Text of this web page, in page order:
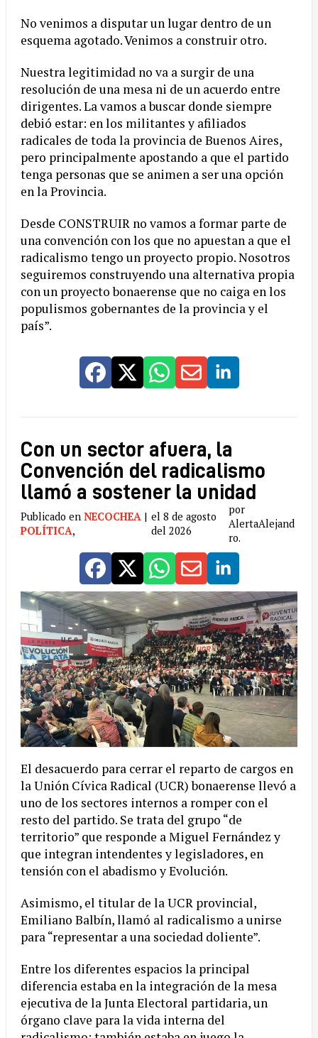
No venimos a disputar un lugar dentro de un
esquema agotado. Venimos a construir otro.
Nuestra legitimidad no va a surgir de una
resolución de una mesa ni de un acuerdo entre
dirigentes. La vamos a buscar donde siempre
debió estar: en los militantes y afiliados
radicales de toda la provincia de Buenos Aires,
pero principalmente apostando a que el partido
tenga personas que se animen a ser una opción
en la Provincia.
Desde CONSTRUIR no vamos a formar parte de
una convención con los que no apuestan a que el
radicalismo tengo un proyecto propio. Nosotros
seguiremos construyendo una alternativa propia
con un proyecto bonaerense que no caiga en los
populismos gobernantes de la provincia y el
país”.
Con un sector afuera, la
Convención del radicalismo
llamó a sostener la unidad
Publicado en NECOCHEA |
POLÍTICA,
el 8 de agosto
del 2026
por
AlertaAlejand
ro.
El desacuerdo para cerrar el reparto de cargos en
la Unión Cívica Radical (UCR) bonaerense llevó a
uno de los sectores internos a romper con el
resto del partido. Se trata del grupo “de
territorio” que responde a Miguel Fernández y
que integran intendentes y legisladores, en
tensión con el abadismo y Evolución.
Asimismo, el titular de la UCR provincial,
Emiliano Balbín, llamó al radicalismo a unirse
para “representar a una sociedad doliente”.
Entre los diferentes espacios la principal
diferencia estaba en la integración de la mesa
ejecutiva de la Junta Electoral partidaria, un
órgano clave para la vida interna del